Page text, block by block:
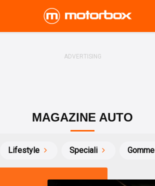
MAGAZINE AUTO
Lifestyle Speciali Gomme